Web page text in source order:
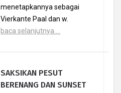
menetapkannya sebagai
Vierkante Paal dan w.
baca selanjutnya....
SAKSIKAN PESUT
BERENANG DAN SUNSET